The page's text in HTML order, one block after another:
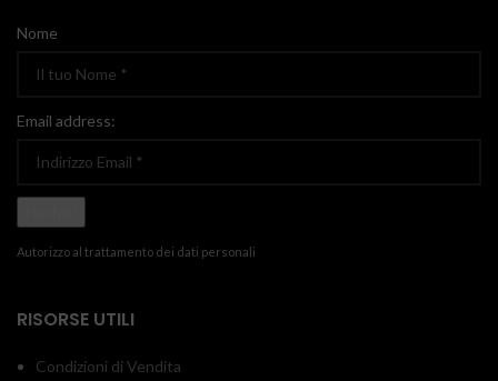
Nome
Email address:
Autorizzo al trattamento dei dati personali
RISORSE UTILI
Condizioni di Vendita